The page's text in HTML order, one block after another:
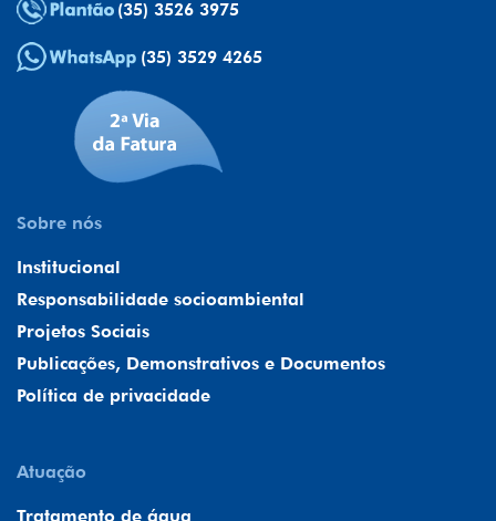
(35) 3526 3975
(35) 3529 4265
Sobre nós
Institucional
Responsabilidade socioambiental
Projetos Sociais
Publicações, Demonstrativos e Documentos
Política de privacidade
Atuação
Tratamento de água